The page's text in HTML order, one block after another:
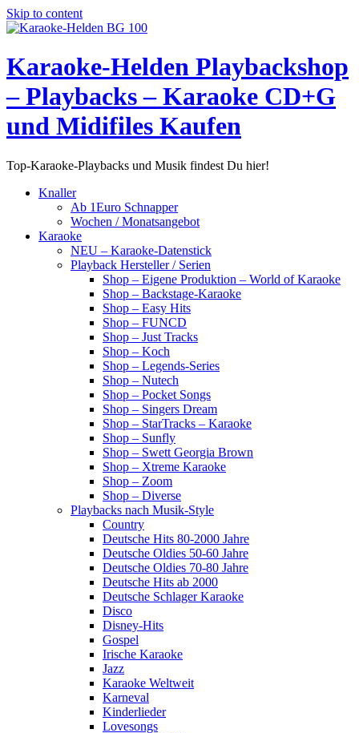
Skip to content
Karaoke-Helden Playbackshop
– Playbacks – Karaoke CD+G
und Midifiles Kaufen
Top-Karaoke-Playbacks und Musik findest Du hier!
Knaller
Ab 1Euro Schnapper
Wochen / Monatsangebot
Karaoke
NEU – Karaoke-Datenstick
Playback Hersteller / Serien
Shop – Eigene Produktion – World of Karaoke
Shop – Backstage-Karaoke
Shop – Easy Hits
Shop – FUNCD
Shop – Just Tracks
Shop – Koch
Shop – Legends-Series
Shop – Nutech
Shop – Pocket Songs
Shop – Singers Dream
Shop – StarTracks – Karaoke
Shop – Sunfly
Shop – Swett Georgia Brown
Shop – Xtreme Karaoke
Shop – Zoom
Shop – Diverse
Playbacks nach Musik-Style
Country
Deutsche Hits 80-2000 Jahre
Deutsche Oldies 50-60 Jahre
Deutsche Oldies 70-80 Jahre
Deutsche Hits ab 2000
Deutsche Schlager Karaoke
Disco
Disney-Hits
Gospel
Irische Karaoke
Jazz
Karaoke Weltweit
Karneval
Kinderlieder
Lovesongs